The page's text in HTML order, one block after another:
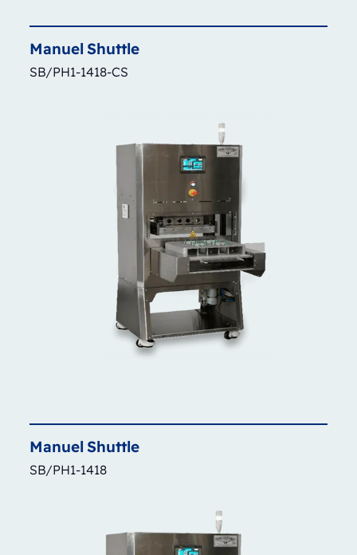
Manuel Shuttle
SB/PH1-1418-CS
Manuel Shuttle
SB/PH1-1418